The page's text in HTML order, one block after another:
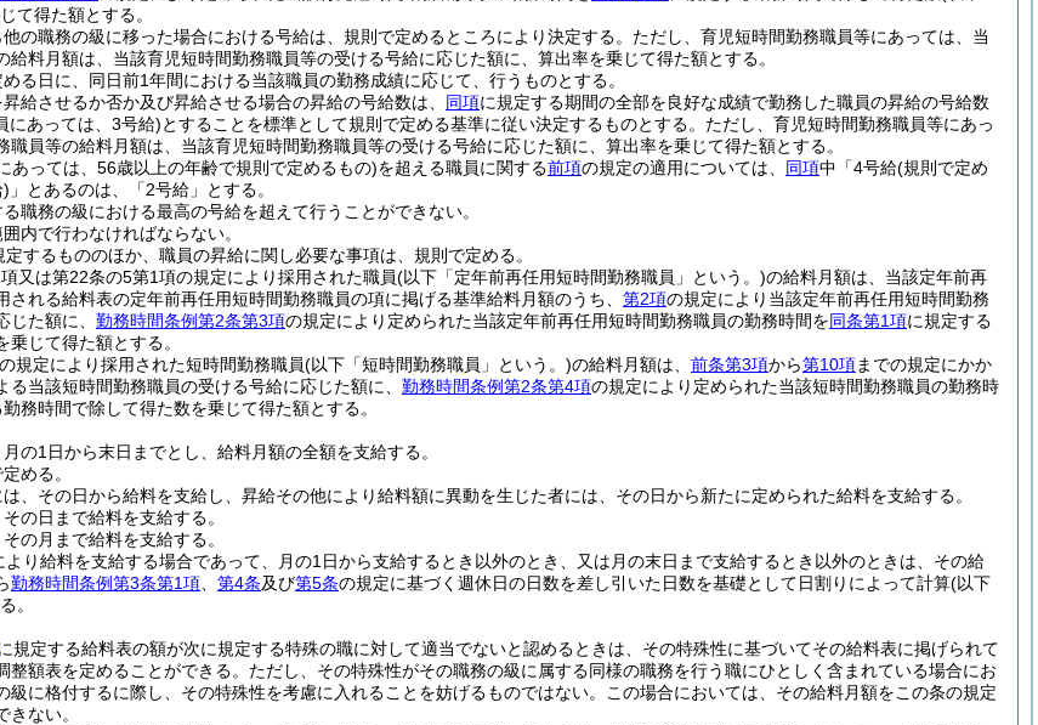
て得た額とする。
の職務の級に移った場合における号給は、規則で定めるところにより決定する。 ただし、育児短時間勤務職員等にあっては、当
給料月額は、当該育児短時間勤務職員等の受ける号給に応じた額に、算出率を乗じて得た額とする。
る日に、同日前1年間における当該職員の勤務成績に応じて、行うものとする。
給させるか否か及び昇給させる場合の昇給の号給数は、 同項に規定する期間の全部を良好な成績で勤務した職員の昇給の号給数
にあっては、3号給)とすることを標準として規則で定める基準に従い決定するものとする。 ただし、育児短時間勤務職員等にあっ
職員等の給料月額は、当該育児短時間勤務職員等の受ける号給に応じた額に、算出率を乗じて得た額とする。
あっては、56歳以上の年齢で規則で定めるもの)を超える職員に関する前項の規定の適用については、 同項中「4号給(規則で定め
) 」とあるのは、「2号給」とする。
職務の級における最高の号給を超えて行うことができない。
内で行わなければならない。
定するもののほか、職員の昇給に関し必要な事項は、規則で定める。
又は第22条の5第1項の規定により採用された職員(以下「定年前再任用短時間勤務職員」という。)の給料月額は、当該定年前再
される給料表の定年前再任用短時間勤務職員の項に掲げる基準給料月額のうち、 第2項の規定により当該定年前再任用短時間勤務
た額に、 勤務時間条例第2条第3項の規定により定められた当該定年前再任用短時間勤務職員の勤務時間を同条第1項に規定する
じて得た額とする。
規定により採用された短時間勤務職員(以下「短時間勤務職員」という。)の給料月額は、 前条第3項から第10項までの規定にかか
る当該短時間勤務職員の受ける号給に応じた額に、 勤務時間条例第2条第4項の規定により定められた当該短時間勤務職員の勤務時
務時間で除して得た数を乗じて得た額とする。
の1日から末日までとし、給料月額の全額を支給する。
める。
、その日から給料を支給し、昇給その他により給料額に異動を生じた者には、その日から新たに定められた給料を支給する。
の日まで給料を支給する。
の月まで給料を支給する。
より給料を支給する場合であって、月の1日から支給するとき以外のとき、又は月の末日まで支給するとき以外のときは、その給
勤務時間条例第3条第1項 第4条及び第5条の規定に基づく週休日の日数を差し引いた日数を基礎として日割りによって計算(以下
。
規定する給料表の額が次に規定する特殊の職に対して適当でないと認めるときは、その特殊性に基づいてその給料表に掲げられて
額表を定めることができる。 ただし、その特殊性がその職務の級に属する同様の職務を行う職にひとしく含まれている場合にお
級に格付するに際し、その特殊性を考慮に入れることを妨げるものではない。
この場合においては、その給料月額をこの条の規定
ない。